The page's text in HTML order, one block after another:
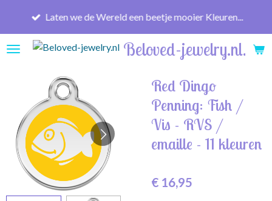
de
Beloved-jewelry.nl
Laten we de Wereld een beetje mooier Kleuren...
Red Dingo
Penning: Fish /
Vis - RVS /
emaille - 11 kleuren
€ 16,95